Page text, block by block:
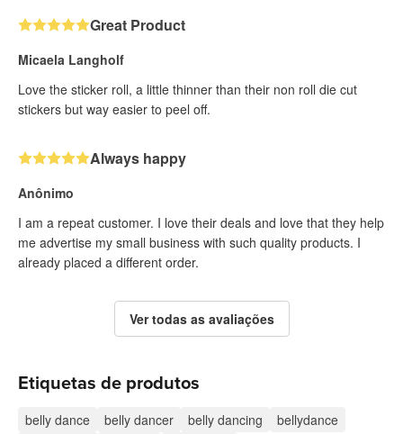
Great Product
Micaela Langholf
Love the sticker roll, a little thinner than their non roll die cut
stickers but way easier to peel off.
Always happy
Anônimo
I am a repeat customer. I love their deals and love that they help
me advertise my small business with such quality products. I
already placed a different order.
Ver todas as avaliações
Etiquetas de produtos
belly dance belly dancer belly dancing
bellydance